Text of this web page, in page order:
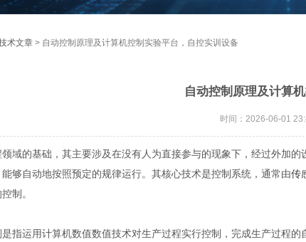
术文章 > 自动控制原理及计算机控制实验平台，自控实训设备
自动控制原理及计算
时间：2026-06-01
域的基础，其主要涉及在没有人为直接参与的现象下，经过外加
够自动地按照预定的规律运行。其核心技术是控制系统，通常由传
制。
指运用计算机数值数值技术对生产过程实行控制，完成生产过程